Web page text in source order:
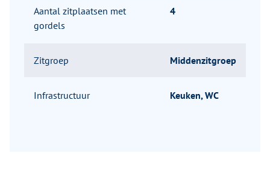
Aantal zitplaatsen met
gordels
4
Zitgroep Middenzitgroep
Infrastructuur Keuken, WC